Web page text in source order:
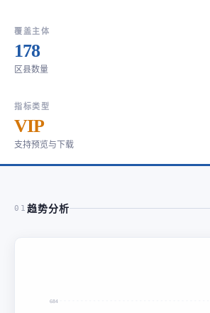
覆盖主体
178
区县数量
指标类型
VIP
支持预览与下载
01 趋势分析
684